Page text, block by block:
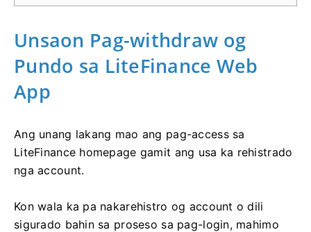
Unsaon Pag-withdraw og
Pundo sa LiteFinance Web
App
Ang unang lakang mao ang pag-access sa
LiteFinance homepage gamit ang usa ka rehistrado
nga account.
Kon wala ka pa nakarehistro og account o dili
sigurado bahin sa proseso sa pag-login, mahimo